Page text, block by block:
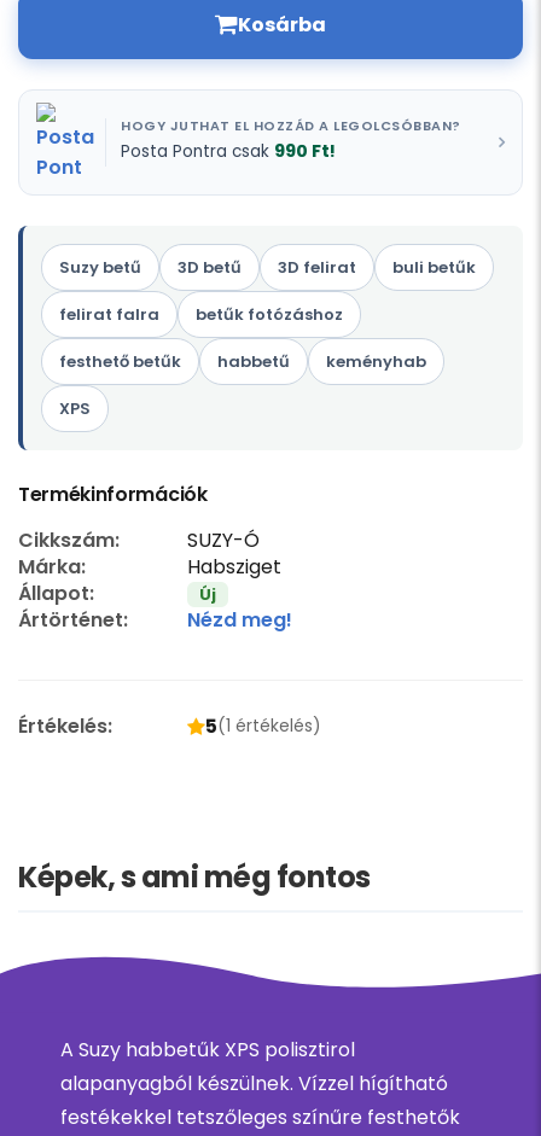
Kosárba
HOGY JUTHAT EL HOZZÁD A LEGOLCSÓBBAN?
Posta Pontra csak 990 Ft!
Suzy betű 3D betű 3D felirat buli betűk
felirat falra betűk fotózáshoz
festhető betűk habbetű keményhab
XPS
Termékinformációk
Cikkszám:
SUZY-Ó
Márka:
Habsziget
Állapot:
Új
Ártörténet: Nézd meg!
Értékelés: 5(1 értékelés)
Képek, s ami még fontos
A Suzy habbetűk XPS polisztirol
alapanyagból készülnek. Vízzel hígítható
festékekkel tetszőleges színűre festhetők